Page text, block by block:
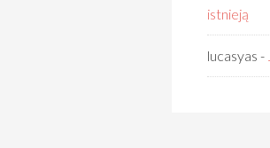
istnieją
lucasyas -